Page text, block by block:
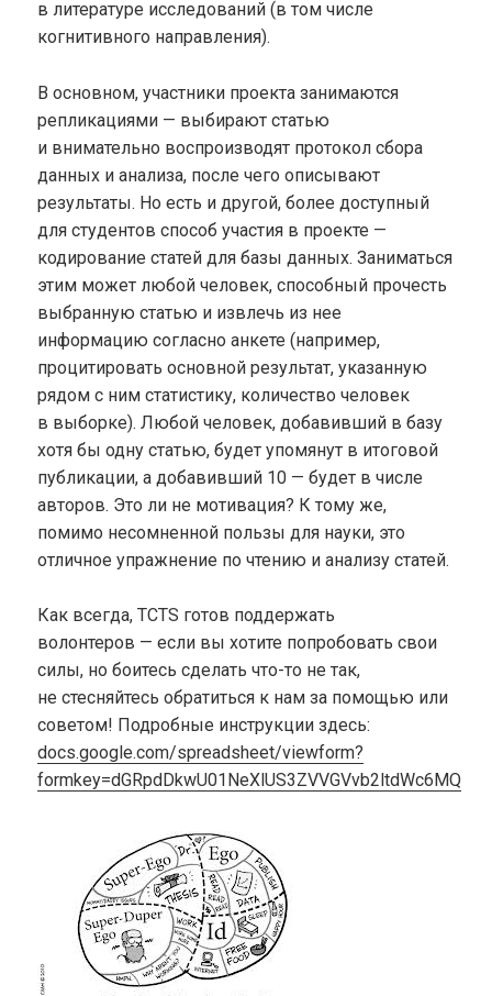
в литературе исследований (в том числе
когнитивного направления).
В основном, участники проекта занимаются
репликациями — выбирают статью
и внимательно воспроизводят протокол сбора
данных и анализа, после чего описывают
результаты. Но есть и другой, более доступный
для студентов способ участия в проекте —
кодирование статей для базы данных. Заниматься
этим может любой человек, способный прочесть
выбранную статью и извлечь из нее
информацию согласно анкете (например,
процитировать основной результат, указанную
рядом с ним статистику, количество человек
в выборке). Любой человек, добавивший в базу
хотя бы одну статью, будет упомянут в итоговой
публикации, а добавивший 10 — будет в числе
авторов. Это ли не мотивация? К тому же,
помимо несомненной пользы для науки, это
отличное упражнение по чтению и анализу статей.
Как всегда, TCTS готов поддержать
волонтеров — если вы хотите попробовать свои
силы, но боитесь сделать что-то не так,
не стесняйтесь обратиться к нам за помощью или
советом! Подробные инструкции здесь:
docs.google.com/spreadsheet/viewform?
formkey=dGRpdDkwU01NeXlUS3ZVVGVvb2ltdWc6MQ